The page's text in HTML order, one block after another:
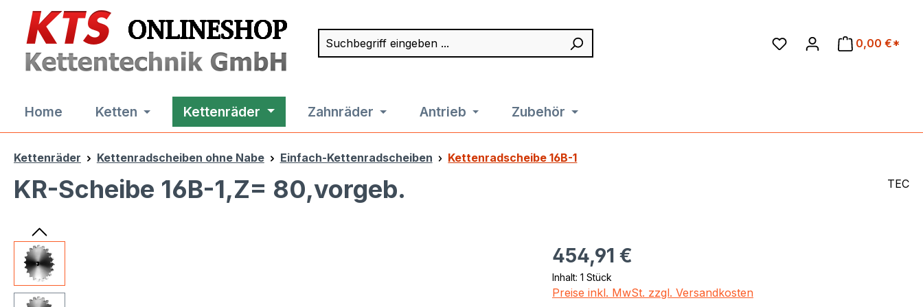
Hauptinhalt springen
Zur Suche springen
Zur Hauptnavigation springen
Suchbegriff eingeben ...
0,00 €*
Home Ketten Kettenräder Zahnräder Antrieb Zubehör
Kettenräder Kettenradscheiben ohne Nabe Einfach-Kettenradscheiben Kettenradscheibe 16B-1
KR-Scheibe 16B-1,Z= 80,vorgeb. TEC
Bildergalerie überspringen Regulärer Preis:
454,91 €
Inhalt: 1 Stück
Preise inkl. MwSt. zzgl. Versandkosten